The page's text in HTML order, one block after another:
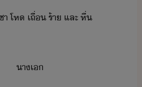
า​ ​โห​ ​เถื่​ ​ร้า​ ​และ​ ​หื่
าเ